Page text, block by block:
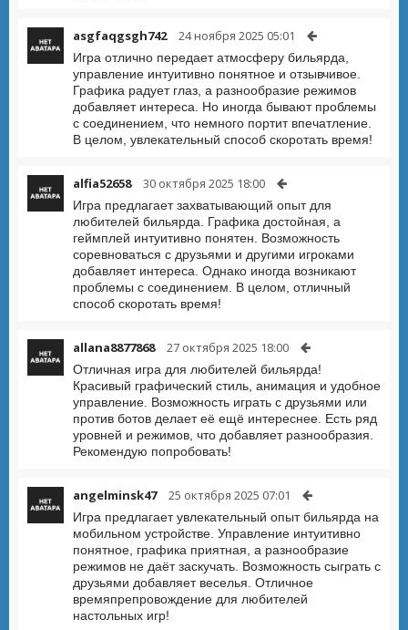
asgfaqgsgh742 24 ноября 2025 05:01
Игра отлично передает атмосферу бильярда,
управление интуитивно понятное и отзывчивое.
Графика радует глаз, а разнообразие режимов
добавляет интереса. Но иногда бывают проблемы
с соединением, что немного портит впечатление.
В целом, увлекательный способ скоротать время!
alfia52658 30 октября 2025 18:00
Игра предлагает захватывающий опыт для
любителей бильярда. Графика достойная, а
геймплей интуитивно понятен. Возможность
соревноваться с друзьями и другими игроками
добавляет интереса. Однако иногда возникают
проблемы с соединением. В целом, отличный
способ скоротать время!
allana8877868 27 октября 2025 18:00
Отличная игра для любителей бильярда!
Красивый графический стиль, анимация и удобное
управление. Возможность играть с друзьями или
против ботов делает её ещё интереснее. Есть ряд
уровней и режимов, что добавляет разнообразия.
Рекомендую попробовать!
angelminsk47 25 октября 2025 07:01
Игра предлагает увлекательный опыт бильярда на
мобильном устройстве. Управление интуитивно
понятное, графика приятная, а разнообразие
режимов не даёт заскучать. Возможность сыграть с
друзьями добавляет веселья. Отличное
времяпрепровождение для любителей
настольных игр!